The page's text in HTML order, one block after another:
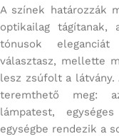
A színek határozzák
optikailag tágítanak,
tónusok
választasz, mellette
lesz zsúfolt a látvány.
teremthető meg:
lámpatest,
egységbe rendezik a